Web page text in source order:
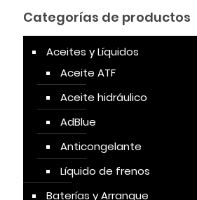
Categorías de productos
Aceites y Líquidos
Aceite ATF
Aceite hidráulico
AdBlue
Anticongelante
Líquido de frenos
Baterías y Arranque